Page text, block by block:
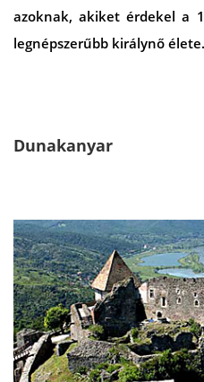
azoknak, akiket érdekel a
legnépszerűbb királynő élete.
Dunakanyar